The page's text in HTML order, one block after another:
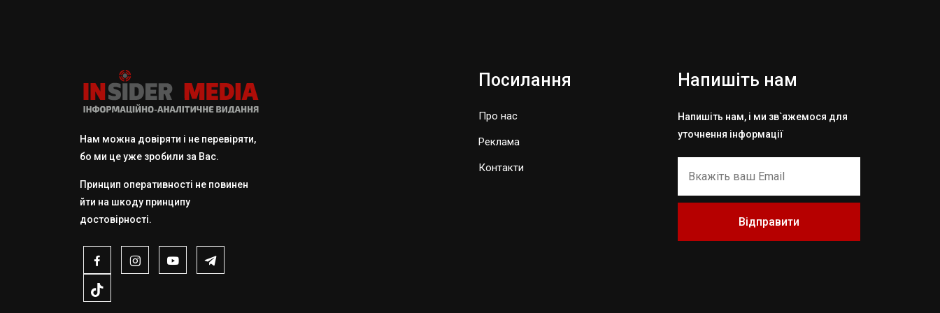
Нам можна довіряти і не перевіряти,
бо ми це уже зробили за Вас.
Принцип оперативності не повинен
йти на шкоду принципу
достовірності.
Посилання
Про нас
Реклама
Контакти
Напишіть нам
Напишіть нам, і ми зв`яжемося для
уточнення інформації
Відправити